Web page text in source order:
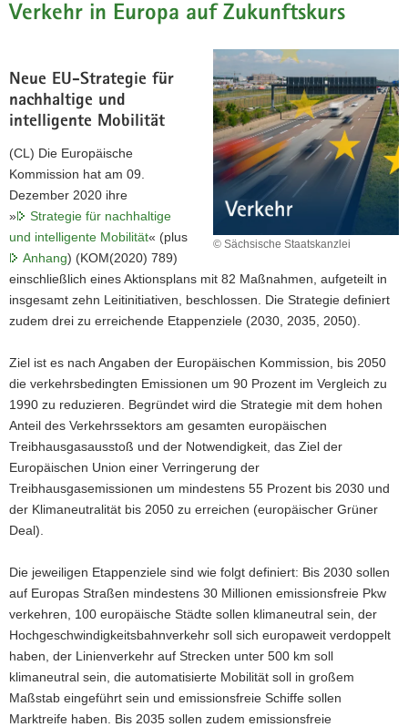
Verkehr in Europa auf Zukunftskurs
© Sächsische Staatskanzlei
Neue EU-Strategie für
nachhaltige und
intelligente Mobilität
(CL) Die Europäische
Kommission hat am 09.
Dezember 2020 ihre
»
Strategie für nachhaltige
und intelligente Mobilität« (plus
Anhang) (KOM(2020) 789)
einschließlich eines Aktionsplans mit 82 Maßnahmen, aufgeteilt in
insgesamt zehn Leitinitiativen, beschlossen. Die Strategie definiert
zudem drei zu erreichende Etappenziele (2030, 2035, 2050).
Ziel ist es nach Angaben der Europäischen Kommission, bis 2050
die verkehrsbedingten Emissionen um 90 Prozent im Vergleich zu
1990 zu reduzieren. Begründet wird die Strategie mit dem hohen
Anteil des Verkehrssektors am gesamten europäischen
Treibhausgasausstoß und der Notwendigkeit, das Ziel der
Europäischen Union einer Verringerung der
Treibhausgasemissionen um mindestens 55 Prozent bis 2030 und
der Klimaneutralität bis 2050 zu erreichen (europäischer Grüner
Deal).
Die jeweiligen Etappenziele sind wie folgt definiert: Bis 2030 sollen
auf Europas Straßen mindestens 30 Millionen emissionsfreie Pkw
verkehren, 100 europäische Städte sollen klimaneutral sein, der
Hochgeschwindigkeitsbahnverkehr soll sich europaweit verdoppelt
haben, der Linienverkehr auf Strecken unter 500 km soll
klimaneutral sein, die automatisierte Mobilität soll in großem
Maßstab eingeführt sein und emissionsfreie Schiffe sollen
Marktreife haben. Bis 2035 sollen zudem emissionsfreie